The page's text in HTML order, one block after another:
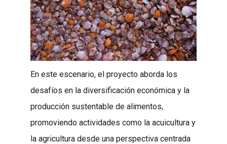
En este escenario, el proyecto aborda los
desafíos en la diversificación económica y la
producción sustentable de alimentos,
promoviendo actividades como la acuicultura y
la agricultura desde una perspectiva centrada